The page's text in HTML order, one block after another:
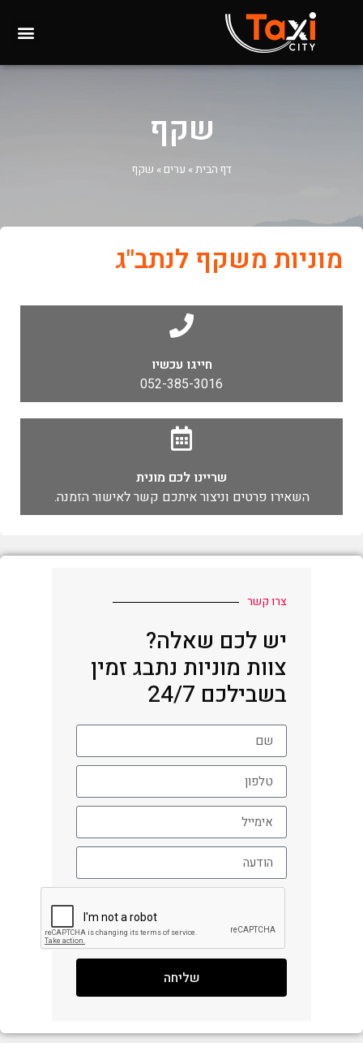
שקף
דף הבית» ערים » שקף
מוניות משקף לנתב"ג
חייגו עכשיו
052-385-3016
שריינו לכם מונית
השאירו פרטים וניצור איתכם קשר לאישור הזמנה.
צרו קשר
יש לכם שאלה?
צוות מוניות נתבג זמין
בשבילכם 24/7
שליחה